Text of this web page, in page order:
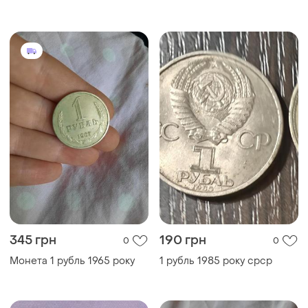
345 грн 0
Монета 1 рубль 1965 року
190 грн 0
1 рубль 1985 року срср